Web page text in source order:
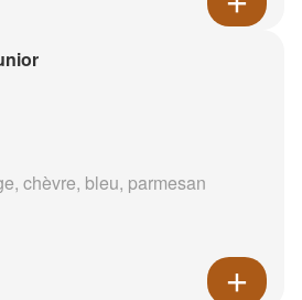
chèvre, bleu, parmesan